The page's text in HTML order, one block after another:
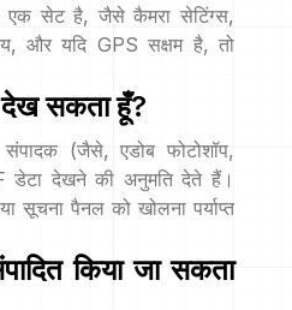
एक सेट है, जैसे कैमरा सेटिंग्स,
और यदि GPS सक्षम है, तो
सकता हूँ?
(जैसे, एडोब फोटोशॉप,
डेटा देखने की अनुमति देते हैं।
सूचना पैनल को खोलना पर्याप्त
किया जा सकता